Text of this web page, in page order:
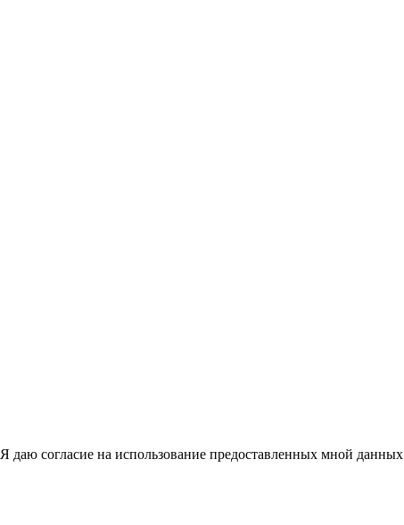
Я даю согласие на использование предоставленных мной данных